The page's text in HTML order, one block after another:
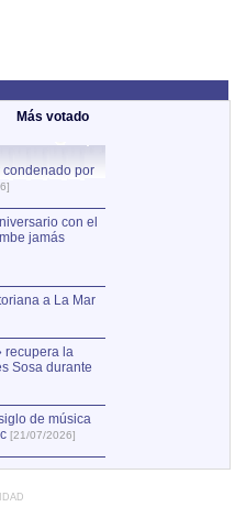
Más votado
por
con el
jamás
a La Mar
recupera la
Sosa durante
de música
[21/07/2026]